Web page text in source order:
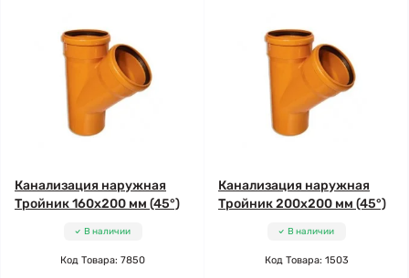
Канализация наружная
Тройник 160x200 мм (45°)
В наличии
Код Товара: 7850
Канализация наружная
Тройник 200x200 мм (45°)
В наличии
Код Товара: 1503